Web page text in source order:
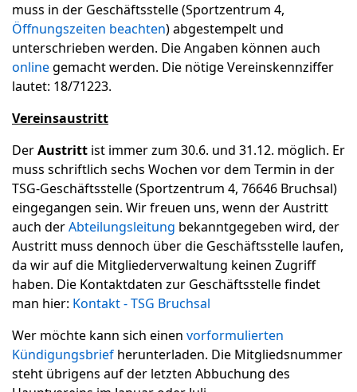
muss in der Geschäftsstelle (Sportzentrum 4,
Öffnungszeiten beachten) abgestempelt und
unterschrieben werden. Die Angaben können auch
onlinegemacht werden. Die nötige Vereinskennziffer
lautet: 18/71223.
Vereinsaustritt
DerAustritt ist immer zum 30.6. und 31.12. möglich. Er
muss schriftlich sechs Wochen vor dem Termin in der
TSG-Geschäftsstelle (Sportzentrum 4, 76646 Bruchsal)
eingegangen sein. Wir freuen uns, wenn der Austritt
auch derAbteilungsleitung bekanntgegeben wird, der
Austritt muss dennoch über die Geschäftsstelle laufen,
da wir auf die Mitgliederverwaltung keinen Zugriff
haben. Die Kontaktdaten zur Geschäftsstelle findet
man hier: Kontakt - TSG Bruchsal
Wer möchte kann sich einen vorformulierten
Kündigungsbrief herunterladen. Die Mitgliedsnummer
steht übrigens auf der letzten Abbuchung des